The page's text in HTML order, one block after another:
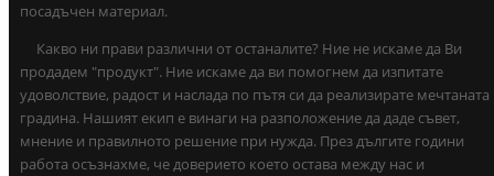
посадъчен материал.
Какво ни прави различни от останалите? Ние не искаме да Ви
продадем "продукт". Ние искаме да ви помогнем да изпитате
удоволствие, радост и наслада по пътя си да реализирате мечтаната
градина. Нашият екип е винаги на разположение да даде съвет,
мнение и правилното решение при нужда. През дългите години
работа осъзнахме, че доверието което остава между нас и